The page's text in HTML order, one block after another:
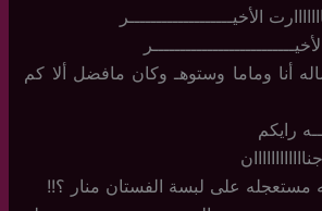
الأخيـــــــــــــــــــر
أنا وماما وستوهـ وكان مافضل ألا كم
رايكم
مستعجله على لبسة الفستان منار ؟!!